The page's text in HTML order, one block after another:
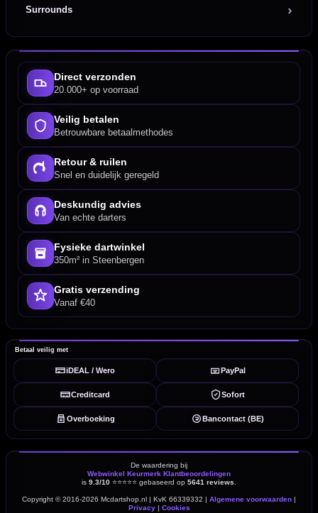
Surrounds
Direct verzonden
20.000+ op voorraad
Veilig betalen
Betrouwbare betaalmethodes
Retour & ruilen
Snel en duidelijk geregeld
Deskundig advies
Van echte darters
Fysieke dartwinkel
350m² in Steenbergen
Gratis verzending
Vanaf €40
Betaal veilig met
iDEAL / Wero PayPal
Creditcard Sofort
Overboeking Bancontact (BE)
De waardering bij
Webwinkel Keurmerk Klantbeoordelingen
is 9.3/10 ⭐⭐⭐⭐⭐ gebaseerd op 5641 reviews.
Copyright © 2016-2026 Mcdartshop.nl | KvK 66339332 | Algemene voorwaarden |
Privacy| Cookies